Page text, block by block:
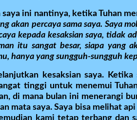
ini nantinya, ketika Tuhan
akan percaya sama saya. Saya
kepada kesaksian saya, tidak
itu sangat besar, siapa yang
hanya yang sungguh-sungguh
kesaksian saya.
tinggi untuk menemui
di mana bulan ini menerangi
mata saya. Saya bisa melihat
kami tetap terbang dan